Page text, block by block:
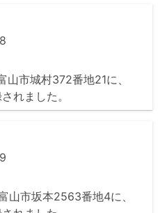
市城村372番地21に、
れました。
山市坂本2563番地4に、